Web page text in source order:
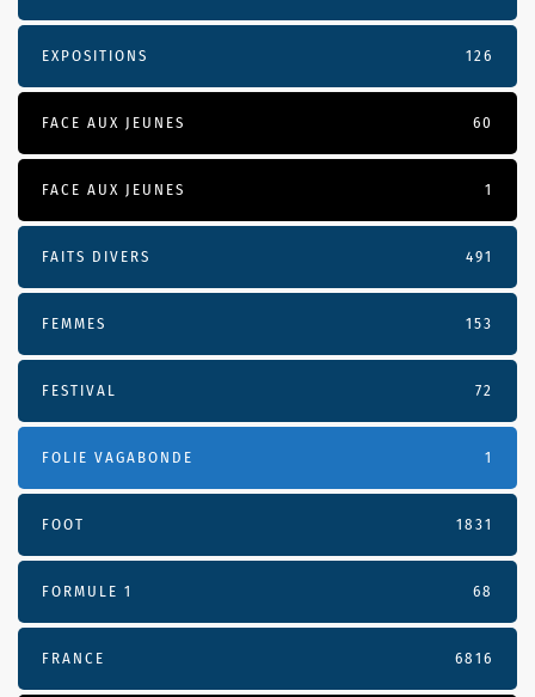
EXPOSITIONS 126
FACE AUX JEUNES 60
FACE AUX JEUNES 1
FAITS DIVERS 491
FEMMES 153
FESTIVAL 72
FOLIE VAGABONDE 1
FOOT 1831
FORMULE 1 68
FRANCE 6816